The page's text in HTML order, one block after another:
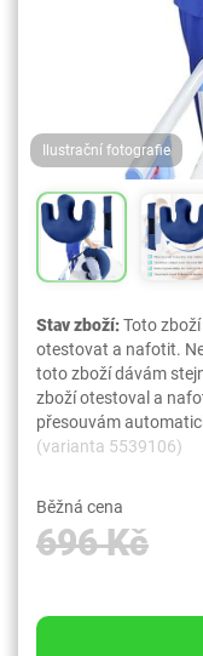
Ilustrační fotografie
Stav zboží:Toto
otestovat a nafotit.
toto zboží dávám
zboží otestoval a
přesouvám
(varianta 5539106)
Běžná cena
696 Kč